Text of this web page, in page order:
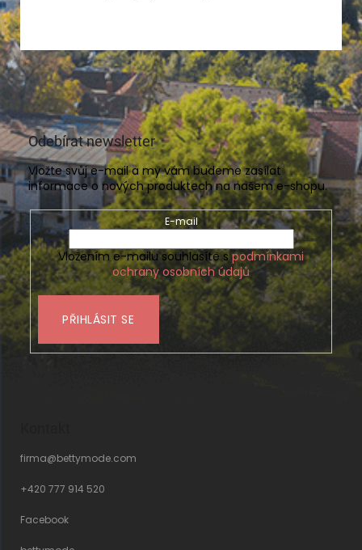
Odebírat newsletter
Vložte svůj e-mail a my vám budeme zasílat
informace o nových produktech na našem e-shopu.
E-mail
Vložením e-mailu souhlasíte spodmínkami
ochrany osobních údajů
PŘIHLÁSIT SE
firma@bettymode.com
+420 777 914 520
Facebook